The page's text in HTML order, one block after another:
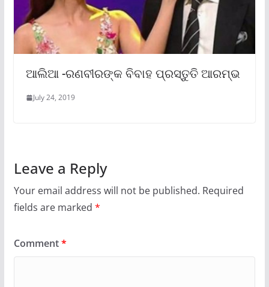
ଆଲିଆ -ରଣବୀରଙ୍କ ବିବାହ ପ୍ରସ୍ତୁତି ଆରମ୍ଭ
July 24, 2019
Leave a Reply
Your email address will not be published. Required
fields are marked *
Comment*